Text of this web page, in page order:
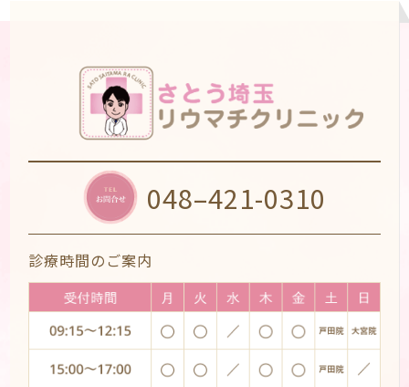
048–421-0310
診療時間のご案内